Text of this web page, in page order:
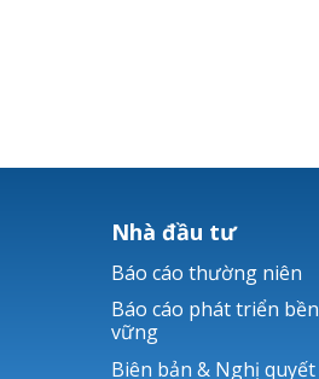
Nhà đầu tư
Báo cáo thường niên
Báo cáo phát triển bền
vững
Biên bản & Nghị quyết